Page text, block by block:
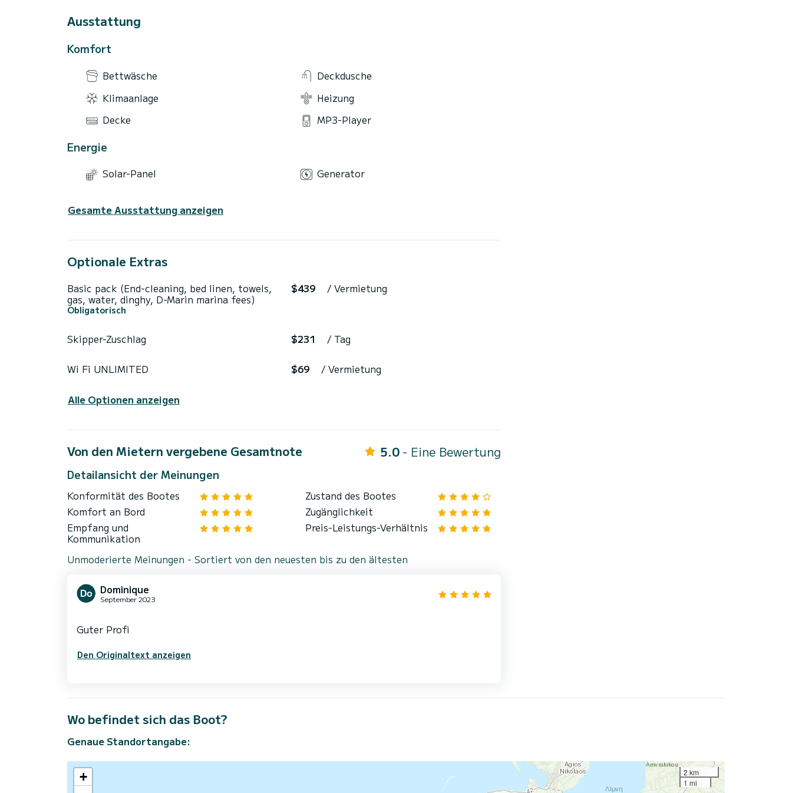
Ausstattung
Komfort
Bettwäsche
Deckdusche
Klimaanlage
Heizung
Decke
MP3-Player
Energie
Solar-Panel Generator
Gesamte Ausstattung anzeigen
Optionale Extras
Basic pack (End-cleaning, bed linen, towels,
gas, water, dinghy, D-Marin marina fees)
Obligatorisch
$439 / Vermietung
Skipper-Zuschlag $231 / Tag
Wi Fi UNLIMITED $69 / Vermietung
Alle Optionen anzeigen
Von den Mietern vergebene Gesamtnote 5.0 - Eine Bewertung
Detailansicht der Meinungen
Konformität des Bootes
Zustand des Bootes
Komfort an Bord
Zugänglichkeit
Empfang und
Kommunikation
Preis-Leistungs-Verhältnis
Unmoderierte Meinungen - Sortiert von den neuesten bis zu den ältesten
Dominique
September 2023
Den Originaltext anzeigen
Wo befindet sich das Boot?
Genaue Standortangabe:
+
2 km
1 mi